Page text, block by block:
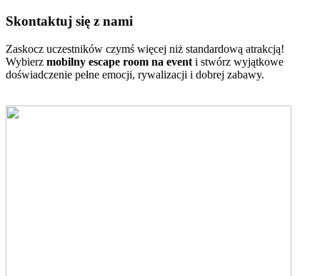
Skontaktuj się z nami
Zaskocz uczestników czymś więcej niż standardową atrakcją!
Wybierz mobilny escape room na event i stwórz wyjątkowe
doświadczenie pełne emocji, rywalizacji i dobrej zabawy.